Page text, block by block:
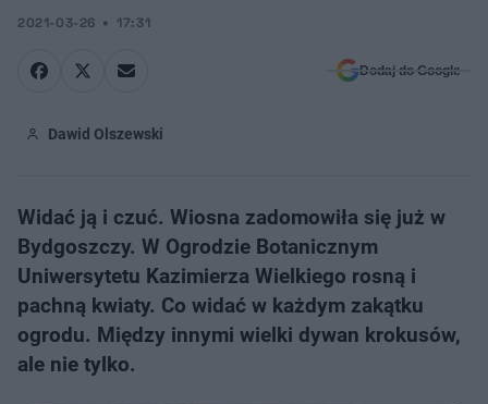
2021-03-26 17:31
Dodaj do Google
Dawid Olszewski
Widać ją i czuć. Wiosna zadomowiła się już w
Bydgoszczy. W Ogrodzie Botanicznym
Uniwersytetu Kazimierza Wielkiego rosną i
pachną kwiaty. Co widać w każdym zakątku
ogrodu. Między innymi wielki dywan krokusów,
ale nie tylko.